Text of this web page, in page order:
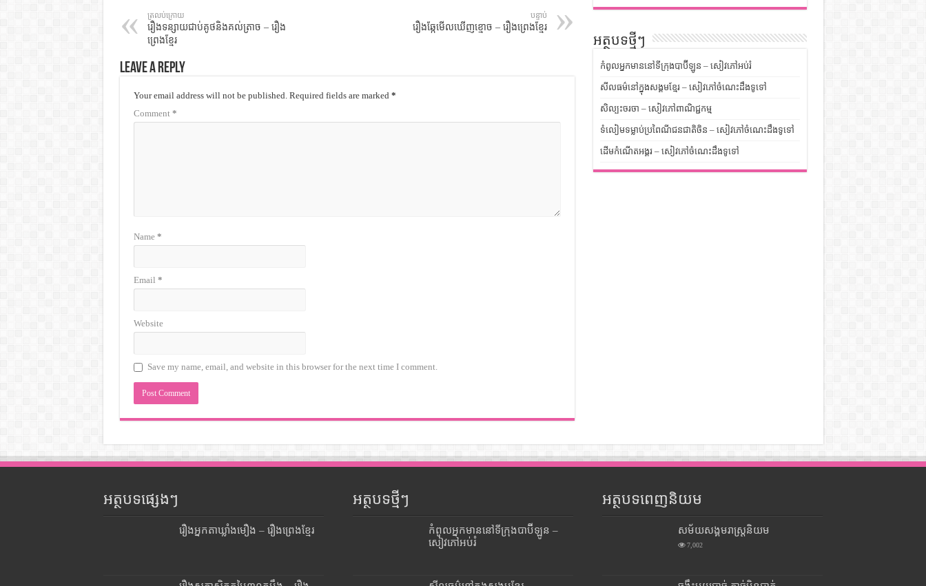
ត្រលប់ក្រោយ
រឿងទន្សាយជាប់គូថនិងគល់ត្រាច – រឿង
ព្រេងខ្មែរ
បន្ទាប់
រឿងឆ្កែមើលឃើញខ្មោច – រឿងព្រេងខ្មែរ
Leave a Reply
Your email address will not be published. Required fields are marked *
Comment *
Name *
Email *
Website
Save my name, email, and website in this browser for the next time I comment.
អត្ថបទថ្មីៗ
កំពូលអ្នកមាននៅទីក្រុងបាប៊ីឡូន – សៀវភៅអប់រំ
សីលធម៌នៅក្នុងសង្គមខ្មែរ – សៀវភៅចំណេះដឹងទូទៅ
សិល្បះចរចា – សៀវភៅពាណិជ្ជកម្ម
ទំលៀមទម្លាប់ប្រពៃណីជនជាតិចិន – សៀវភៅចំណេះដឹងទូទៅ
ដើមកំណើតអង្គរ – សៀវភៅចំណេះដឹងទូទៅ
អត្ថបទផ្សេងៗ
រឿងអ្នកតាឃ្លាំងមឿង – រឿងព្រេងខ្មែរ
អត្ថបទថ្មីៗ
កំពូលអ្នកមាននៅទីក្រុងបាប៊ីឡូន –
សៀវភៅអប់រំ
អត្ថបទពេញនិយម
សម័យសង្គមរាស្រ្តនិយម
7,002